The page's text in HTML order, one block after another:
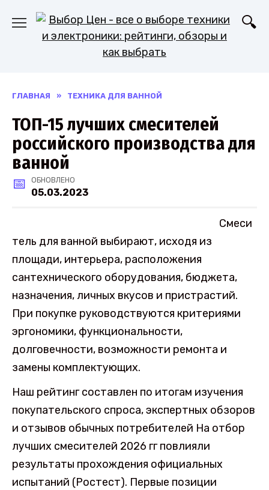
содержанию
ГЛАВНАЯ » ТЕХНИКА ДЛЯ ВАННОЙ
ТОП-15 лучших смесителей
российского производства для
ванной
ОБНОВЛЕНО
05.03.2023
Смеси
тель для ванной выбирают, исходя из
площади, интерьера, расположения
сантехнического оборудования, бюджета,
назначения, личных вкусов и пристрастий.
При покупке руководствуются критериями
эргономики, функциональности,
долговечности, возможности ремонта и
замены комплектующих.
Наш рейтинг составлен по итогам изучения
покупательского спроса, экспертных обзоров
и отзывов обычных потребителей На отбор
лучших смесителей 2026 гг повлияли
результаты прохождения официальных
испытаний (Ростест). Первые позиции